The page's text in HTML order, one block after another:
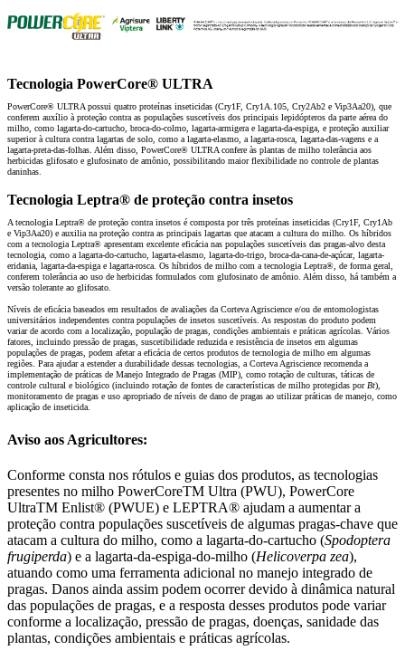
Tecnologia PowerCore® ULTRA
PowerCore® ULTRA possui quatro proteínas inseticidas (Cry1F, Cry1A.105, Cry2Ab2 e Vip3Aa20), que
conferem auxílio à proteção contra as populações suscetíveis dos principais lepidópteros da parte aérea do
milho, como lagarta-do-cartucho, broca-do-colmo, lagarta-armigera e lagarta-da-espiga, e proteção auxiliar
superior à cultura contra lagartas de solo, como a lagarta-elasmo, a lagarta-rosca, lagarta-das-vagens e a
lagarta-preta-das-folhas. Além disso, PowerCore® ULTRA confere às plantas de milho tolerância aos
herbicidas glifosato e glufosinato de amônio, possibilitando maior flexibilidade no controle de plantas
daninhas.
Tecnologia Leptra® de proteção contra insetos
A tecnologia Leptra® de proteção contra insetos é composta por três proteínas inseticidas (Cry1F, Cry1Ab
e Vip3Aa20) e auxilia na proteção contra as principais lagartas que atacam a cultura do milho. Os híbridos
com a tecnologia Leptra® apresentam excelente eficácia nas populações suscetíveis das pragas-alvo desta
tecnologia, como a lagarta-do-cartucho, lagarta-elasmo, lagarta-do-trigo, broca-da-cana-de-açúcar, lagarta-
eridania, lagarta-da-espiga e lagarta-rosca. Os híbridos de milho com a tecnologia Leptra®, de forma geral,
conferem tolerância ao uso de herbicidas formulados com glufosinato de amônio. Além disso, há também a
versão tolerante ao glifosato.
Níveis de eficácia baseados em resultados de avaliações da Corteva Agriscience e/ou de entomologistas
universitários independentes contra populações de insetos suscetíveis. As respostas do produto podem
variar de acordo com a localização, população de pragas, condições ambientais e práticas agrícolas. Vários
fatores, incluindo pressão de pragas, suscetibilidade reduzida e resistência de insetos em algumas
populações de pragas, podem afetar a eficácia de certos produtos de tecnologia de milho em algumas
regiões. Para ajudar a estender a durabilidade dessas tecnologias, a Corteva Agriscience recomenda a
implementação de práticas de Manejo Integrado de Pragas (MIP), como rotação de culturas, táticas de
controle cultural e biológico (incluindo rotação de fontes de características de milho protegidas por Bt),
monitoramento de pragas e uso apropriado de níveis de dano de pragas ao utilizar práticas de manejo, como
aplicação de inseticida.
Aviso aos Agricultores:
Conforme consta nos rótulos e guias dos produtos, as tecnologias
presentes no milho PowerCoreTM Ultra (PWU), PowerCore
UltraTM Enlist® (PWUE) e LEPTRA® ajudam a aumentar a
proteção contra populações suscetíveis de algumas pragas-chave que
atacam a cultura do milho, como a lagarta-do-cartucho (Spodoptera
frugiperda) e a lagarta-da-espiga-do-milho (Helicoverpa zea),
atuando como uma ferramenta adicional no manejo integrado de
pragas. Danos ainda assim podem ocorrer devido à dinâmica natural
das populações de pragas, e a resposta desses produtos pode variar
conforme a localização, pressão de pragas, doenças, sanidade das
plantas, condições ambientais e práticas agrícolas.